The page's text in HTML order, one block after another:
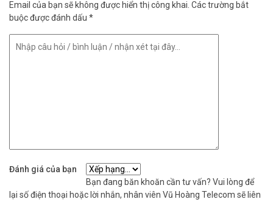
Email của bạn sẽ không được hiển thị công khai. Các trường bắt
buộc được đánh dấu *
Đánh giá của bạn
Bạn đang băn khoăn cần tư vấn? Vui lòng để
lại số điện thoại hoặc lời nhắn, nhân viên Vũ Hoàng Telecom sẽ liên